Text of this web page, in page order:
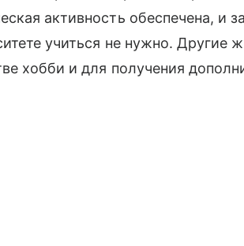
активность обеспечена, и
учиться не нужно. Другие
хобби и для получения